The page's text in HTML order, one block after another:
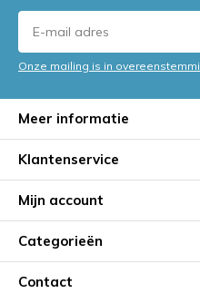
Onze mailing is in
Meer informatie
Klantenservice
Mijn account
Categorieën
Contact